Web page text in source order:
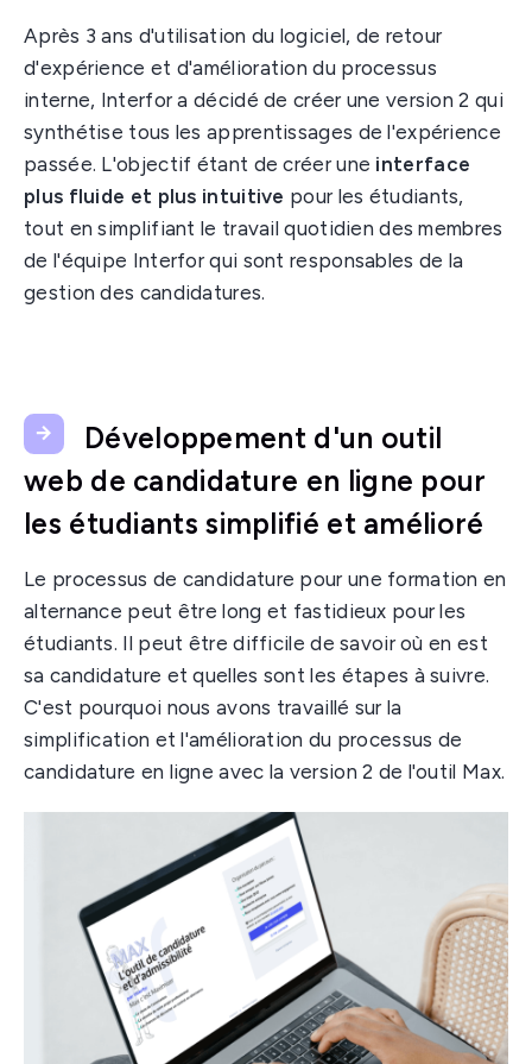
Après 3 ans d'utilisation du logiciel, de retour
d'expérience et d'amélioration du processus
interne, Interfor a décidé de créer une version 2 qui
synthétise tous les apprentissages de l'expérience
passée. L'objectif étant de créer une interface
plus fluide et plus intuitive pour les étudiants,
tout en simplifiant le travail quotidien des membres
de l'équipe Interfor qui sont responsables de la
gestion des candidatures.
Développement d'un outil
web de candidature en ligne pour
les étudiants simplifié et amélioré
Le processus de candidature pour une formation en
alternance peut être long et fastidieux pour les
étudiants. Il peut être difficile de savoir où en est
sa candidature et quelles sont les étapes à suivre.
C'est pourquoi nous avons travaillé sur la
simplification et l'amélioration du processus de
candidature en ligne avec la version 2 de l'outil Max.